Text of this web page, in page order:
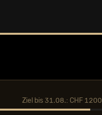
Ziel bis 31.08.: CHF 1200